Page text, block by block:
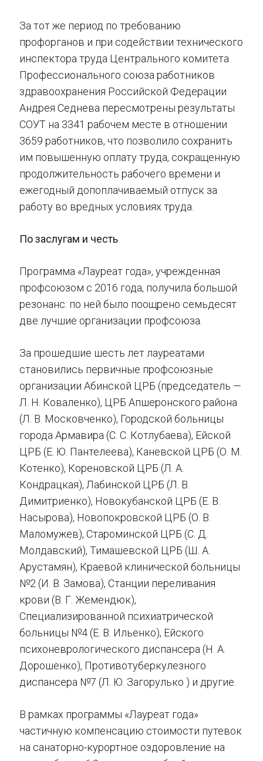
За тот же период по требованию
профорганов и при содействии технического
инспектора труда Центрального комитета
Профессионального союза работников
здравоохранения Российской Федерации
Андрея Седнева пересмотрены результаты
СОУТ на 3341 рабочем месте в отношении
3659 работников, что позволило сохранить
им повышенную оплату труда, сокращенную
продолжительность рабочего времени и
ежегодный допоплачиваемый отпуск за
работу во вредных условиях труда.
По заслугам и честь
Программа «Лауреат года», учрежденная
профсоюзом с 2016 года, получила большой
резонанс: по ней было поощрено семьдесят
две лучшие организации профсоюза.
За прошедшие шесть лет лауреатами
становились первичные профсоюзные
организации Абинской ЦРБ (председатель —
Л. Н. Коваленко), ЦРБ Апшеронского района
(Л. В. Московченко), Городской больницы
города Армавира (С. С. Котлубаева), Ейской
ЦРБ (Е. Ю. Пантелеева), Каневской ЦРБ (О. М.
Котенко), Кореновской ЦРБ (Л. А.
Кондрацкая), Лабинской ЦРБ (Л. В.
Димитриенко), Новокубанской ЦРБ (Е. В.
Насырова), Новопокровской ЦРБ (О. В.
Маломужев), Староминской ЦРБ (С. Д.
Молдавский), Тимашевской ЦРБ (Ш. А.
Арустамян), Краевой клинической больницы
№2 (И. В. Замова), Станции переливания
крови (В. Г. Жемендюк),
Специализированной психиатрической
больницы №4 (Е. В. Ильенко), Ейского
психоневрологического диспансера (Н. А.
Дорошенко), Противотуберкулезного
диспансера №7 (Л. Ю. Загорулько ) и другие.
В рамках программы «Лауреат года»
частичную компенсацию стоимости путевок
на санаторно-курортное оздоровление на